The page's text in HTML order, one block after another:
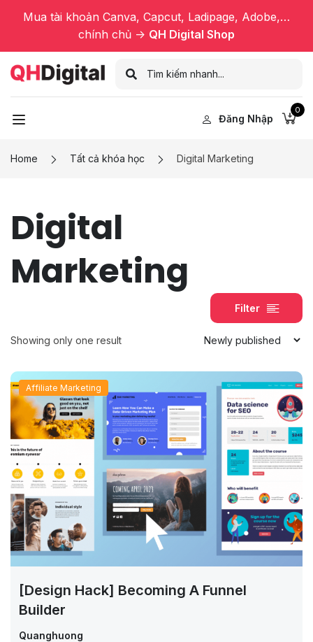
Mua tài khoản Canva, Capcut, Ladipage, Adobe,…
chính chủ -> QH Digital Shop
Đăng Nhập
0
Home Tất cả khóa học Digital Marketing
Digital
Marketing
Filter
Showing only one result
Affiliate Marketing
[Design Hack] Becoming A Funnel
Builder
Quanghuong